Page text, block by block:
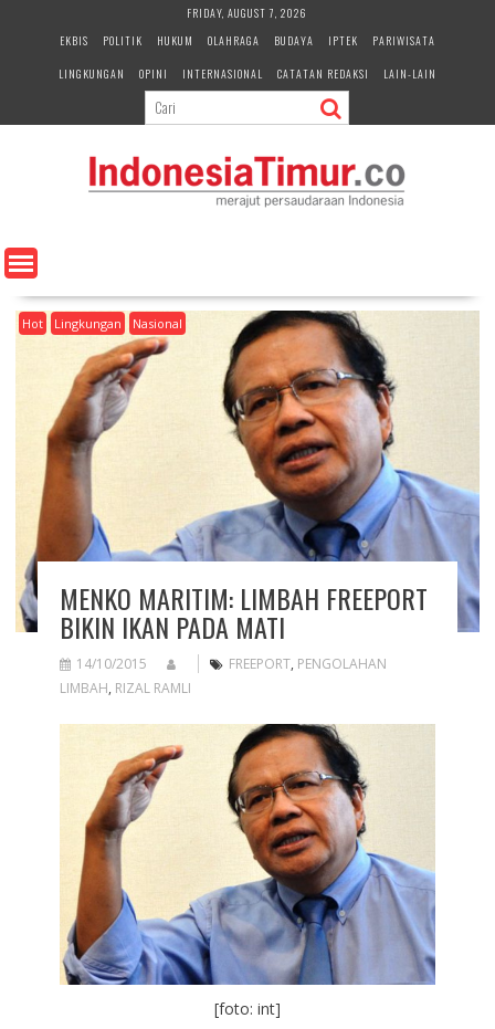
e
n
FRIDAY, AUGUST 7, 2026
EKBIS
POLITIK HUKUM OLAHRAGA BUDAYA IPTEK
PARIWISATA
LINGKUNGAN
OPINI INTERNASIONAL CATATAN REDAKSI LAIN-LAIN
Hot Lingkungan Nasional
MENKO MARITIM: LIMBAH FREEPORT
BIKIN IKAN PADA MATI
14/10/2015 FREEPORT, PENGOLAHAN
LIMBAH, RIZAL RAMLI
[foto: int]